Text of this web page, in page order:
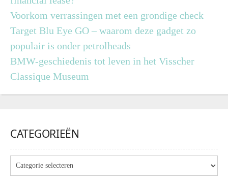
Voorkom verrassingen met een grondige check
Target Blu Eye GO – waarom deze gadget zo
populair is onder petrolheads
BMW-geschiedenis tot leven in het Visscher
Classique Museum
CATEGORIEËN